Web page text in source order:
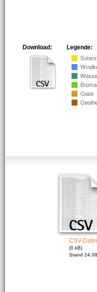
Legende:
Download:
CSV-Datei
(0 kB)
Stand